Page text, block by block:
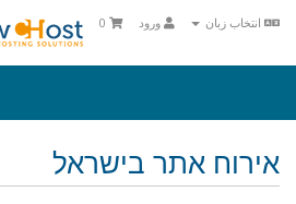
انتخاب زبان ورود 0
אירוח אתר בישראל